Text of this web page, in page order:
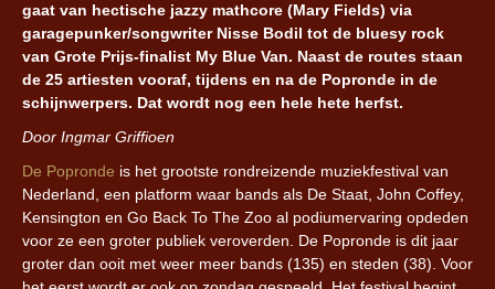
gaat van hectische jazzy mathcore (Mary Fields) via
garagepunker/songwriter Nisse Bodil tot de bluesy rock
van Grote Prijs-finalist My Blue Van. Naast de routes staan
de 25 artiesten vooraf, tijdens en na de Popronde in de
schijnwerpers. Dat wordt nog een hele hete herfst.
Door Ingmar Griffioen
De Popronde is het grootste rondreizende muziekfestival van
Nederland, een platform waar bands als De Staat, John Coffey,
Kensington en Go Back To The Zoo al podiumervaring opdeden
voor ze een groter publiek veroverden. De Popronde is dit jaar
groter dan ooit met weer meer bands (135) en steden (38). Voor